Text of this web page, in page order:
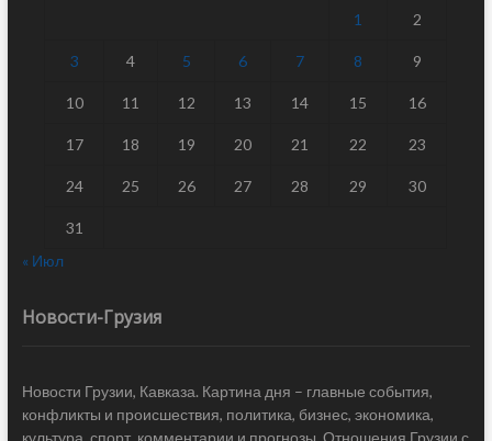
1 2
3 4 5 6 7 8 9
10 11 12 13 14 15 16
17 18 19 20 21 22 23
24 25 26 27 28 29 30
31
« Июл
Новости-Грузия
Новости Грузии, Кавказа. Картина дня – главные события,
конфликты и происшествия, политика, бизнес, экономика,
культура, спорт, комментарии и прогнозы. Отношения Грузии с